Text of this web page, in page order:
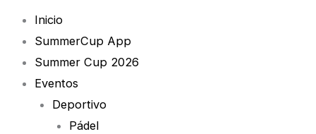
Inicio
SummerCup App
Summer Cup 2026
Eventos
Deportivo
Pádel